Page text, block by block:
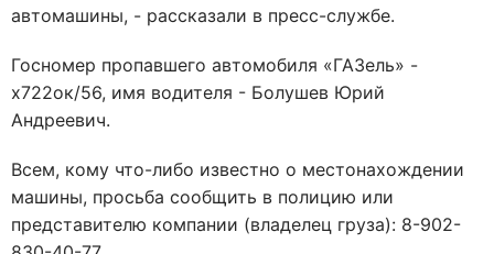
автомашины, - рассказали в пресс-службе.
Госномер пропавшего автомобиля «ГАЗель» -
х722ок/56, имя водителя - Болушев Юрий
Андреевич.
Всем, кому что-либо известно о местонахождении
машины, просьба сообщить в полицию или
представителю компании (владелец груза): 8-902-